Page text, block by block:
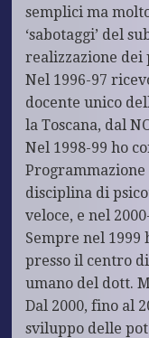
semplici ma
‘sabotaggi’ del
realizzazione
Nel 1996-97
docente unico
la Toscana, dal
Nel 1998-99 ho
disciplina di
veloce, e nel
Sempre nel 1999
presso il centro
umano del dott.
Dal 2000, fino al
sviluppo delle